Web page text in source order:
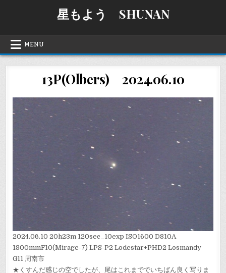
星もよう SHUNAN
MENU
13P(Olbers) 2024.06.10
2024.06.10 20h23m 120sec_10exp ISO1600 D810A
1800mmF10(Mirage-7) LPS-P2 Lodestar+PHD2 Losmandy
G11 周南市
★くすんだ感じの空でしたが、尾はこれまででいちばん良く写りま